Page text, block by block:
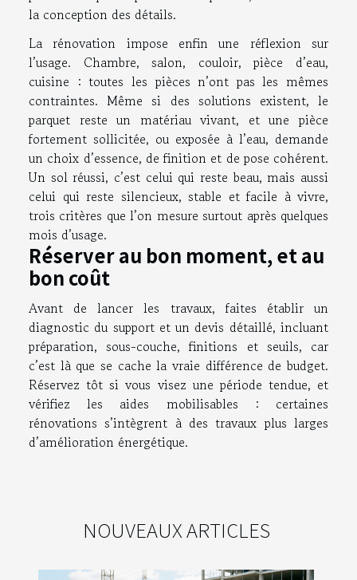
la conception des détails.
La rénovation impose enfin une réflexion sur
l’usage. Chambre, salon, couloir, pièce d’eau,
cuisine : toutes les pièces n’ont pas les mêmes
contraintes. Même si des solutions existent, le
parquet reste un matériau vivant, et une pièce
fortement sollicitée, ou exposée à l’eau, demande
un choix d’essence, de finition et de pose cohérent.
Un sol réussi, c’est celui qui reste beau, mais aussi
celui qui reste silencieux, stable et facile à vivre,
trois critères que l’on mesure surtout après quelques
mois d’usage.
Réserver au bon moment, et au
bon coût
Avant de lancer les travaux, faites établir un
diagnostic du support et un devis détaillé, incluant
préparation, sous-couche, finitions et seuils, car
c’est là que se cache la vraie différence de budget.
Réservez tôt si vous visez une période tendue, et
vérifiez les aides mobilisables : certaines
rénovations s’intègrent à des travaux plus larges
d’amélioration énergétique.
NOUVEAUX ARTICLES